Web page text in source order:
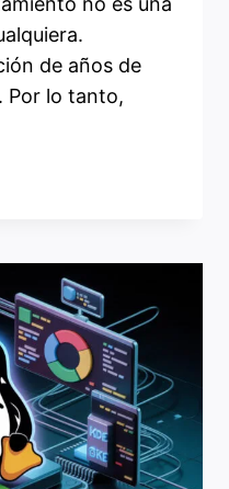
de años de
Por lo tanto,